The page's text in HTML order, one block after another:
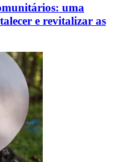
uma
e revitalizar as